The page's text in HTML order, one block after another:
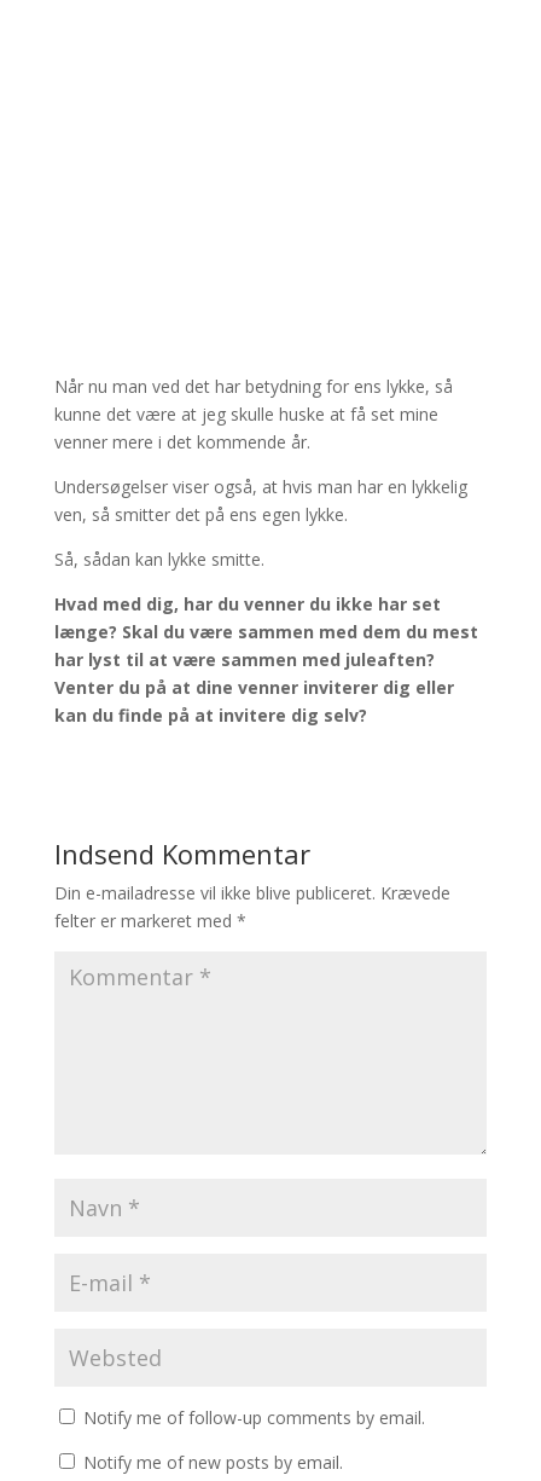
Når nu man ved det har betydning for ens lykke, så
kunne det være at jeg skulle huske at få set mine
venner mere i det kommende år.
Undersøgelser viser også, at hvis man har en lykkelig
ven, så smitter det på ens egen lykke.
Så, sådan kan lykke smitte.
Hvad med dig, har du venner du ikke har set
længe? Skal du være sammen med dem du mest
har lyst til at være sammen med juleaften?
Venter du på at dine venner inviterer dig eller
kan du finde på at invitere dig selv?
Indsend Kommentar
Din e-mailadresse vil ikke blive publiceret. Krævede
felter er markeret med *
Notify me of follow-up comments by email.
Notify me of new posts by email.